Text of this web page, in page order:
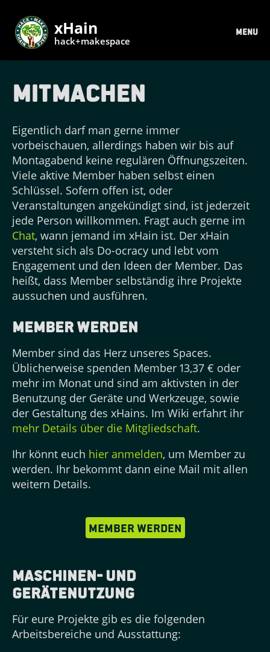
xHain
hack+makespace
MENU
Mitmachen
Eigentlich darf man gerne immer
vorbeischauen, allerdings haben wir bis auf
Montagabend keine regulären Öffnungszeiten.
Viele aktive Member haben selbst einen
Schlüssel. Sofern offen ist, oder
Veranstaltungen angekündigt sind, ist jederzeit
jede Person willkommen. Fragt auch gerne im
Chat, wann jemand im xHain ist. Der xHain
versteht sich als Do-ocracy und lebt vom
Engagement und den Ideen der Member. Das
heißt, dass Member selbständig ihre Projekte
aussuchen und ausführen.
Member werden
Member sind das Herz unseres Spaces.
Üblicherweise spenden Member 13,37 € oder
mehr im Monat und sind am aktivsten in der
Benutzung der Geräte und Werkzeuge, sowie
der Gestaltung des xHains. Im Wiki erfahrt ihr
mehr Details über die Mitgliedschaft.
Ihr könnt euch hier anmelden, um Member zu
werden. Ihr bekommt dann eine Mail mit allen
weitern Details.
member werden
Maschinen- und
Gerätenutzung
Für eure Projekte gib es die folgenden
Arbeitsbereiche und Ausstattung: